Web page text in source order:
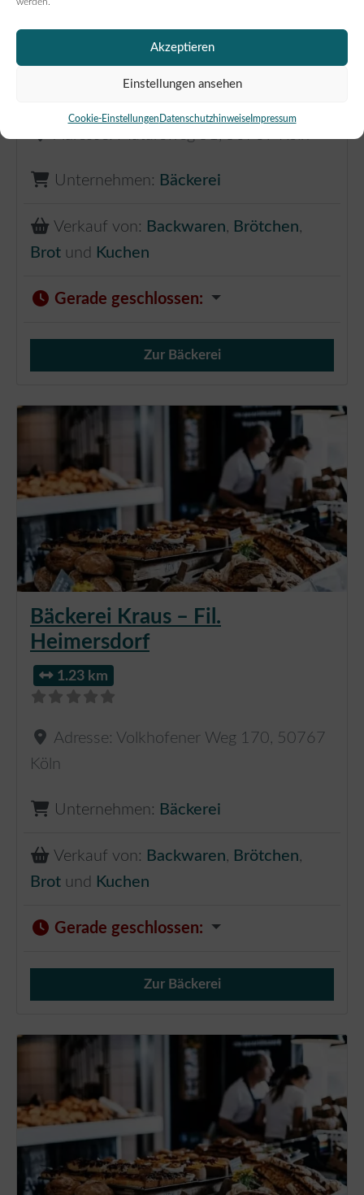
Akzeptieren
Einstellungen ansehen
Cookie-Einstellungen DatenschutzhinweiseImpressum
Adresse:Mataréweg 51,50769 Köln
Unternehmen: Bäckerei
Verkauf von: Backwaren, Brötchen,
Brot und Kuchen
Gerade geschlossen:
Verkauf von Brötchen,
Zur Bäckerei
Bäckerei Kraus – Fil.
Heimersdorf
1.23 km
Adresse: Volkhofener Weg 170, 50767
Köln
Unternehmen: Bäckerei
Verkauf von: Backwaren, Brötchen,
Brot und Kuchen
Gerade geschlossen:
Verkauf von Brötchen,
Zur Bäckerei